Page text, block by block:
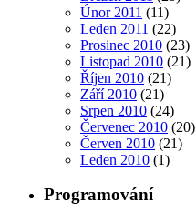
Únor 2011 (11)
Leden 2011 (22)
Prosinec 2010 (23)
Listopad 2010 (21)
Říjen 2010 (21)
Září 2010 (21)
Srpen 2010 (24)
Červenec 2010 (20)
Červen 2010 (21)
Leden 2010 (1)
Programování